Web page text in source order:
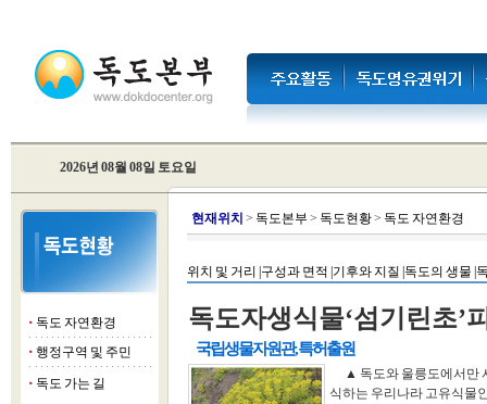
2026년 08월 08일 토요일
■ 독도 자연환경
■ 행정구역 및 주민
■ 독도 가는 길
현재위치 > 독도본부 > 독도현황> 독도 자연환경
위치 및 거리 | 구성과 면적 | 기후와 지질 | 독도의 생물 |
독도자생식물‘섬기린초’
국립생물자원관, 특허출원
▲ 독도와 울릉도에서만
식하는 우리나라 고유식물